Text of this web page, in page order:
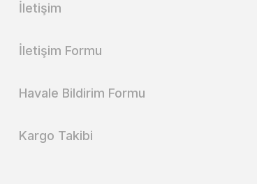
İletişim
İletişim Formu
Havale Bildirim Formu
Kargo Takibi